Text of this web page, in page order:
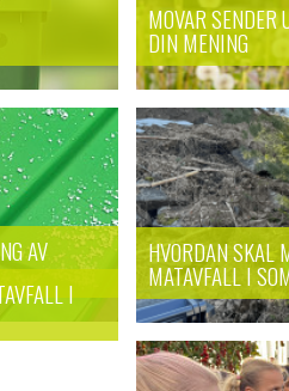
MOVAR
DIN MENING
AV HVORDAN SKAL
MATAVFALL I
I